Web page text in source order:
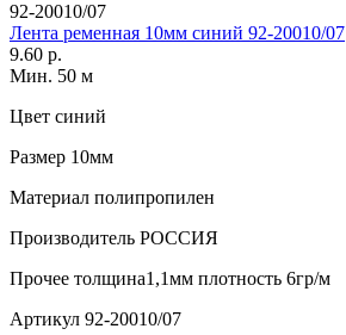
92-20010/07
Лента ременная 10мм синий 92-20010/07
9.60 р.
Мин. 50 м
Цвет синий
Размер 10мм
Материал полипропилен
Производитель РОССИЯ
Прочее толщина1,1мм плотность 6гр/м
Артикул 92-20010/07